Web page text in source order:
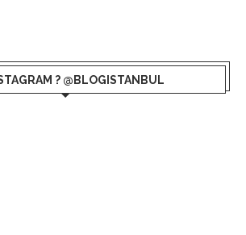
? @BLOGISTANBUL